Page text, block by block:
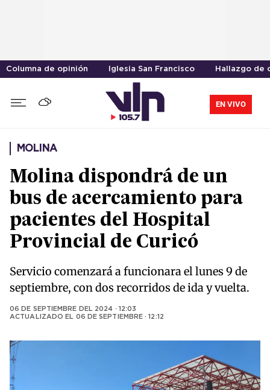
Columna de opinión Iglesia San Francisco Hallazgo de
EN VIVO
MOLINA
Molina dispondrá de un
bus de acercamiento para
pacientes del Hospital
Provincial de Curicó
Servicio comenzará a funcionara el lunes 9 de
septiembre, con dos recorridos de ida y vuelta.
06 DE SEPTIEMBRE DEL 2024 · 12:03
ACTUALIZADO EL 06 DE SEPTIEMBRE · 12:12